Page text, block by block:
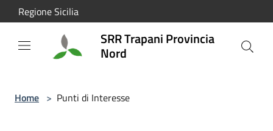
Salta al contenuto principale
Regione Sicilia
SRR Trapani Provincia
Nord
Home > Punti di Interesse